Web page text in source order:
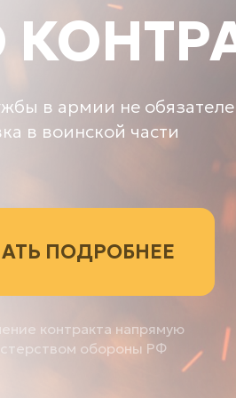
в армии не
в воинской части
ПОДРОБНЕЕ
контракта напрямую
обороны РФ